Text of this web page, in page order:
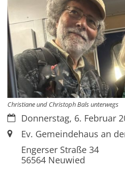
Christiane und Christoph Bals unterwegs
Datum:Donnerstag, 6. Februar
Ort:Ev. Gemeindehaus an
Engerser Straße 34
56564Neuwied